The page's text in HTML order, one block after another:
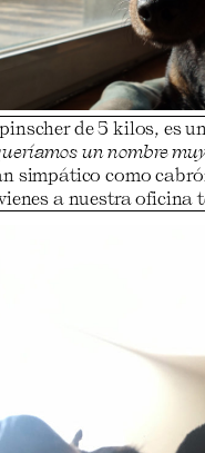
de 5 kilos, es
un nombre
simpático como
a nuestra oficina